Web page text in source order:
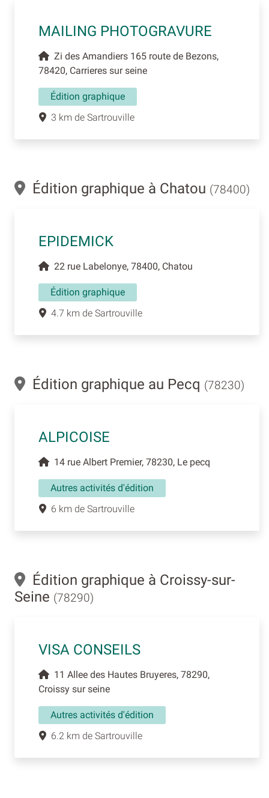
MAILING PHOTOGRAVURE
Zi des Amandiers 165 route de Bezons,
78420, Carrieres sur seine
Édition graphique
3 km de Sartrouville
Édition graphique à Chatou (78400)
EPIDEMICK
22 rue Labelonye, 78400, Chatou
Édition graphique
4.7 km de Sartrouville
Édition graphique au Pecq (78230)
ALPICOISE
14 rue Albert Premier, 78230, Le pecq
Autres activités d'édition
6 km de Sartrouville
Édition graphique à Croissy-sur-
Seine (78290)
VISA CONSEILS
11 Allee des Hautes Bruyeres, 78290,
Croissy sur seine
Autres activités d'édition
6.2 km de Sartrouville